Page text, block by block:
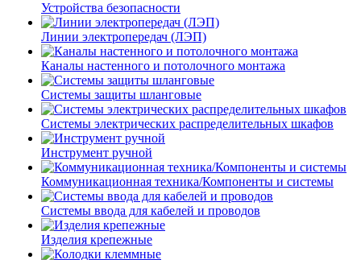
Устройства безопасности
Линии электропередач (ЛЭП)
Каналы настенного и потолочного монтажа
Системы защиты шланговые
Системы электрических распределительных шкафов
Инструмент ручной
Коммуникационная техника/Компоненты и системы
Системы ввода для кабелей и проводов
Изделия крепежные